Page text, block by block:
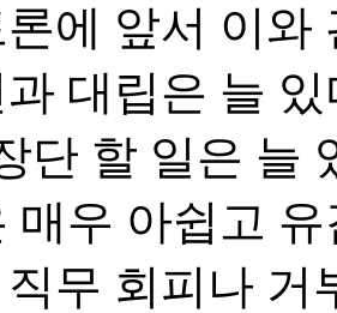
에 앞서 이와
대립은 늘
단 할 일은 늘
매우 아쉽고
무 회피나 거